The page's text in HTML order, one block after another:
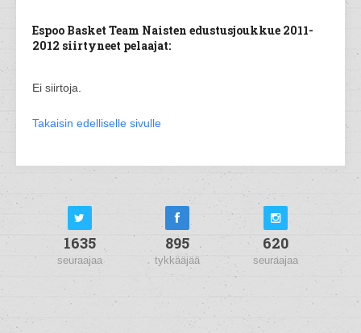
Espoo Basket Team Naisten edustusjoukkue 2011-
2012 siirtyneet pelaajat:
Ei siirtoja.
Takaisin edelliselle sivulle
1635
seuraajaa
895
tykkääjää
620
seuraajaa